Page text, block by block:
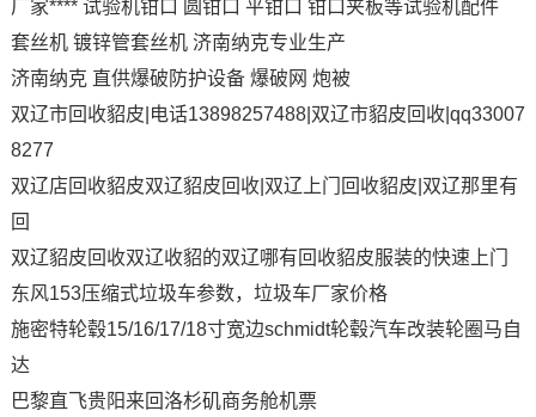
厂家**** 试验机钳口 圆钳口 平钳口 钳口夹板等试验机配件
套丝机 镀锌管套丝机 济南纳克专业生产
济南纳克 直供爆破防护设备 爆破网 炮被
双辽市回收貂皮|电话13898257488|双辽市貂皮回收|qq33007
8277
双辽店回收貂皮双辽貂皮回收|双辽上门回收貂皮|双辽那里有
回
双辽貂皮回收双辽收貂的双辽哪有回收貂皮服装的快速上门
东风153压缩式垃圾车参数，垃圾车厂家价格
施密特轮毂15/16/17/18寸宽边schmidt轮毂汽车改装轮圈马自
达
巴黎直飞贵阳来回洛杉矶商务舱机票